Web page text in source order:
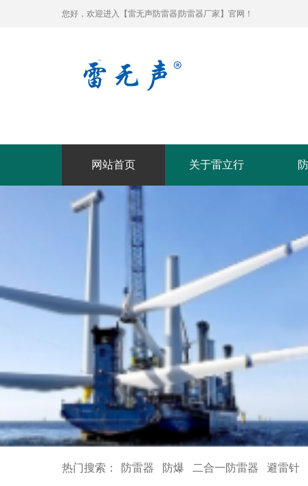
您好，欢迎进入【雷无声防雷器|防雷器厂家】官网！
网站首页 关于雷立行
热门搜索： 防雷器 防爆 二合一防雷器 避雷针